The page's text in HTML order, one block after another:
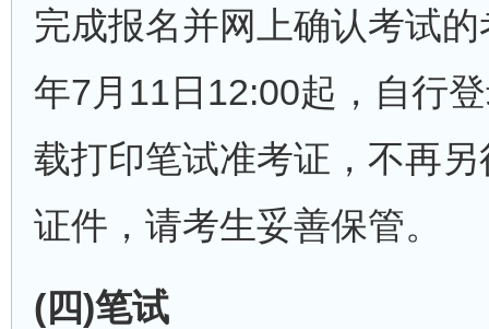
完成报名并网上确认考试
年7月11日12:00起，自行
载打印笔试准考证，不再
证件，请考生妥善保管。
(四)笔试